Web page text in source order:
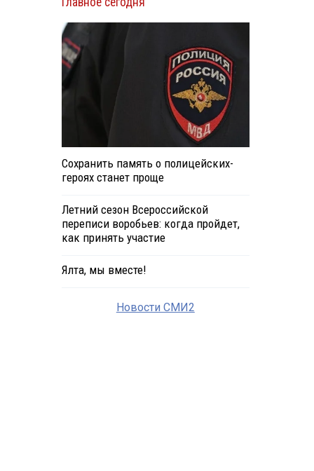
Сохранить память о полицейских-
героях станет проще
Летний сезон Всероссийской
переписи воробьев: когда пройдет,
как принять участие
Ялта, мы вместе!
Новости СМИ2